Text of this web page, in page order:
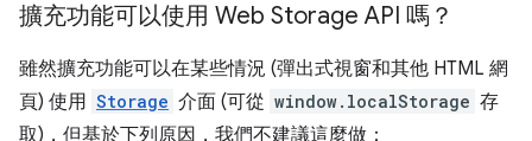
擴充功能可以使用 Web Storage API 嗎？
雖然擴充功能可以在某些情況 (彈出式視窗和其他 HTML 網
頁) 使用 Storage 介面 (可從 window.localStorage 存
取)，但基於下列原因，我們不建議這麼做：